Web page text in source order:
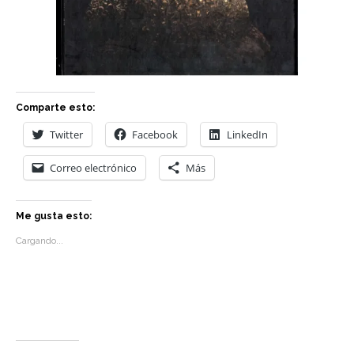
Comparte esto:
Twitter Facebook LinkedIn
Correo electrónico Más
Me gusta esto:
Cargando...